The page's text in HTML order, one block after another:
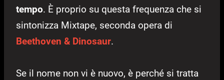
tempo. È proprio su questa frequenza che si
sintonizza Mixtape, seconda opera di
Beethoven & Dinosaur.
Se il nome non vi è nuovo, è perché si tratta